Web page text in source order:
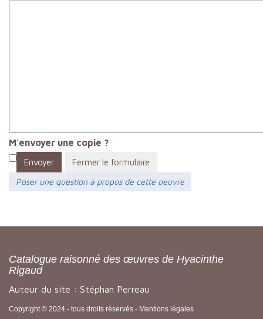
M'envoyer une copie ?
Envoyer
Fermer le formulaire
Poser une question à propos de cette oeuvre
Catalogue raisonné des œuvres de Hyacinthe
Rigaud
Auteur du site : Stéphan Perreau
Copyright © 2024 - tous droits réservés - Mentions légales